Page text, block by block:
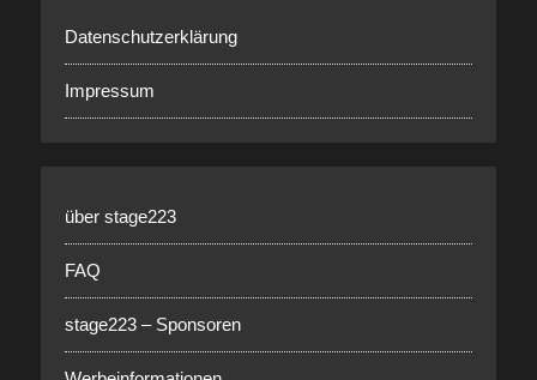
Datenschutzerklärung
Impressum
über stage223
FAQ
stage223 – Sponsoren